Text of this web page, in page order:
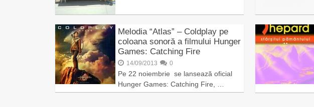
Melodia “Atlas” – Coldplay pe
coloana sonoră a filmului Hunger
Games: Catching Fire
14/09/2013 0
Pe 22 noiembrie se lansează oficial
Hunger Games: Catching Fire, …